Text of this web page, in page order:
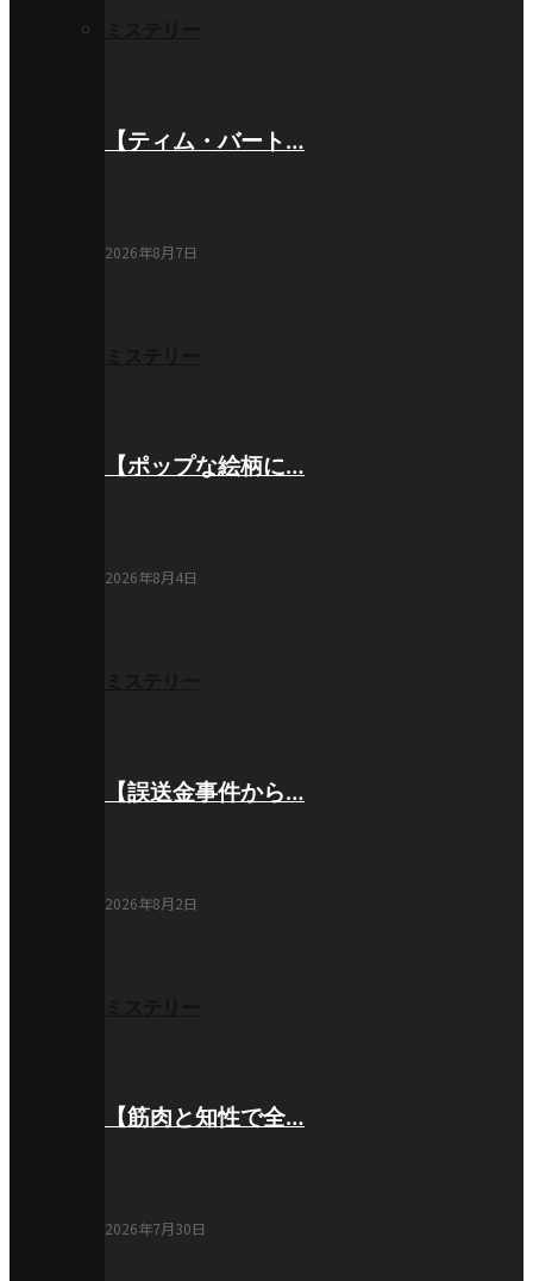
【ティム・バート…
2026年8月7日
【ポップな絵柄に…
2026年8月4日
【誤送金事件から…
2026年8月2日
【筋肉と知性で全…
2026年7月30日